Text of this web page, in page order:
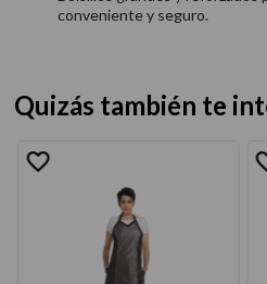
conveniente y seguro.
Quizás también te